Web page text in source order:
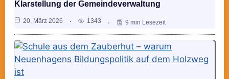
Klarstellung der Gemeindeverwaltung
20. März 2026 1343 9 min Lesezeit